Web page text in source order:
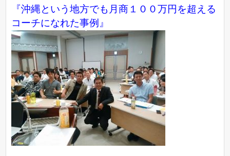
『沖縄という地方でも月商１００万円を超える
コーチになれた事例』